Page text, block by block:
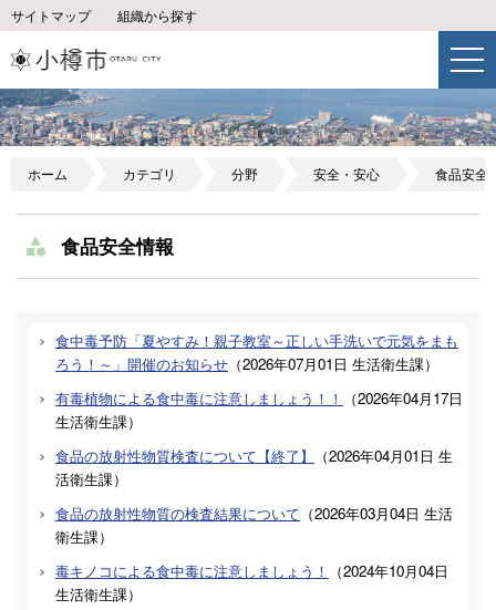
サイトマップ 組織から探す
ホーム カテゴリ 分野 安全・安心 食品安全
食品安全情報
食中毒予防「夏やすみ！親子教室～正しい手洗いで元気をまも
ろう！～」開催のお知らせ （2026年07月01日 生活衛生課）
有毒植物による食中毒に注意しましょう！！
（2026年04月17日
生活衛生課）
食品の放射性物質検査について【終了】
（2026年04月01日 生
活衛生課）
食品の放射性物質の検査結果について （2026年03月04日 生活
衛生課）
毒キノコによる食中毒に注意しましょう！
（2024年10月04日
生活衛生課）